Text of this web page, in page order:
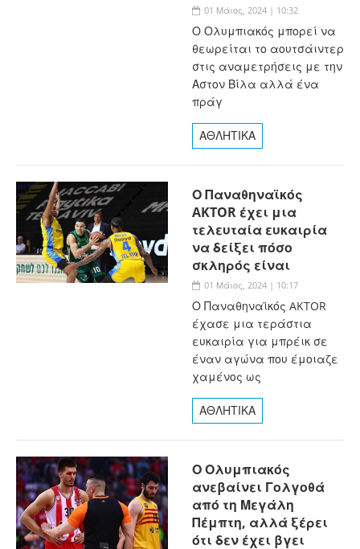
01 Μάιος, 2024 | 10:32
Ο Ολυμπιακός μπορεί να
θεωρείται το αουτσάιντερ
στις αναμετρήσεις με την
Αστον Βίλα αλλά ένα
πράγ
ΑΘΛΗΤΙΚΑ
Ο Παναθηναϊκός
AKTOR έχει μια
τελευταία ευκαιρία
να δείξει πόσο
σκληρός είναι
01 Μάιος, 2024 | 10:17
Ο Παναθηναϊκός AKTOR
έχασε μια τεράστια
ευκαιρία για μπρέικ σε
έναν αγώνα που έμοιαζε
χαμένος ως
ΑΘΛΗΤΙΚΑ
Ο Ολυμπιακός
ανεβαίνει Γολγοθά
από τη Μεγάλη
Πέμπτη, αλλά ξέρει
ότι δεν έχει βγει